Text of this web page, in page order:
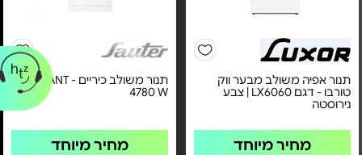
תנור אפיה משולב מבער ווק
טורבו - דגם LX6060 | צבע
נירוסטה
מחיר מיוחד
תנור משולב כיריים - ELEGANT
4780 W
מחיר מיוחד